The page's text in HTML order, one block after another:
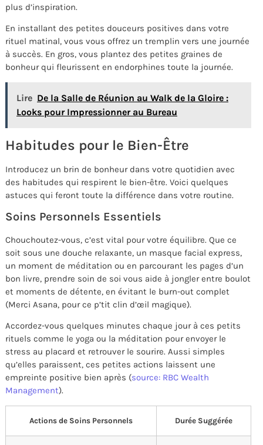
plus d’inspiration.
En installant des petites douceurs positives dans votre
rituel matinal, vous vous offrez un tremplin vers une journée
à succès. En gros, vous plantez des petites graines de
bonheur qui fleurissent en endorphines toute la journée.
Lire De la Salle de Réunion au Walk de la Gloire :
Looks pour Impressionner au Bureau
Habitudes pour le Bien-Être
Introducez un brin de bonheur dans votre quotidien avec
des habitudes qui respirent le bien-être. Voici quelques
astuces qui feront toute la différence dans votre routine.
Soins Personnels Essentiels
Chouchoutez-vous, c’est vital pour votre équilibre. Que ce
soit sous une douche relaxante, un masque facial express,
un moment de méditation ou en parcourant les pages d’un
bon livre, prendre soin de soi vous aide à jongler entre boulot
et moments de détente, en évitant le burn-out complet
(Merci Asana, pour ce p’tit clin d’œil magique).
Accordez-vous quelques minutes chaque jour à ces petits
rituels comme le yoga ou la méditation pour envoyer le
stress au placard et retrouver le sourire. Aussi simples
qu’elles paraissent, ces petites actions laissent une
empreinte positive bien après (source: RBC Wealth
Management).
Actions de Soins Personnels Durée Suggérée